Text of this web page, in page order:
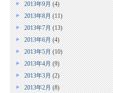
2013年9月(4)
2013年8月(11)
2013年7月(13)
2013年6月(4)
2013年5月(10)
2013年4月(9)
2013年3月(2)
2013年2月(8)